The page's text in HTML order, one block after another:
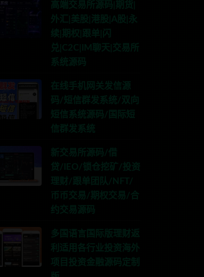
高端交易所源码|期货|
外汇|美股|港股|A股|永
续|期权|跟单|闪
兑|C2C|IM聊天|交易所
系统源码
在线手机网关发信源
码/短信群发系统/双向
短信系统源码/国际短
信群发系统
新交易所源码/借
贷/IEO/锁仓挖矿/投资
理财/跟单团队/NFT/
币币交易/期权交易/合
约交易源码
多国语言国际版理财返
利适用各行业投资海外
项目投资金融源码定制